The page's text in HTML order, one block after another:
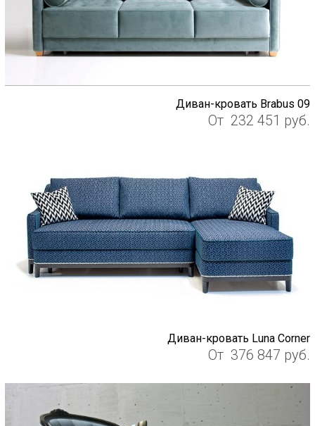
Диван-кровать Brabus 09
От 232 451 руб.
Диван-кровать Luna Corner
От 376 847 руб.